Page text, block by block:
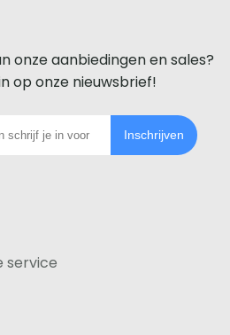
onze aanbiedingen en sales?
op onze nieuwsbrief!
Inschrijven
service